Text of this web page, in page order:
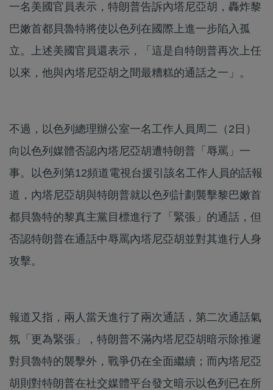
一名美國官員表示，特朗普告訴內塔尼亞胡，轟炸黎
巴嫩首都貝魯特將使以色列在國際上進一步陷入孤
立。上述美國官員還表示，「這是自特朗普再次上任
以來，他與內塔尼亞胡之間最糟糕的通話之一」。
不過，以色列總理辦公室一名工作人員周二（2日）
向以色列媒體否認內塔尼亞胡遭特朗普「辱罵」一
事。以色列第12頻道電視台援引該名工作人員的話報
道，內塔尼亞胡與特朗普就以色列計劃襲擊黎巴嫩首
都貝魯特的黎真主黨目標進行了「緊張」的通話，但
否認特朗普在通話中辱罵內塔尼亞胡並對其進行人身
攻擊。
報道又指，兩人當天進行了兩次通話，第二次通話氣
氛「更為緊張」，特朗普不滿內塔尼亞胡暗示除推遲
對貝魯特的襲擊外，戰爭仍在全面繼續；而內塔尼亞
胡則對特朗普在社交媒體平台發文暗示以色列已在所